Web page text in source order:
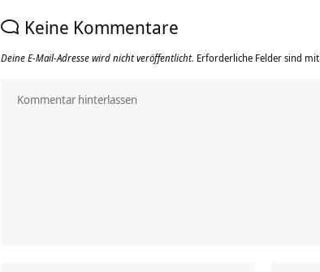
Keine Kommentare
Deine E-Mail-Adresse wird nicht veröffentlicht. Erforderliche Felder sind mit